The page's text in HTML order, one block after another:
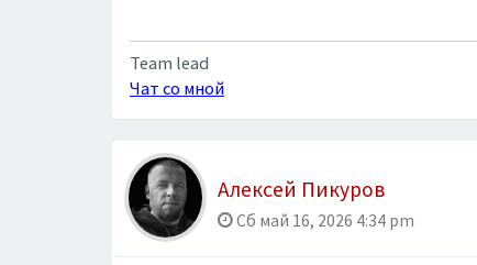
Team lead
Чат со мной
Алексей Пикуров
Сб май 16, 2026 4:34 pm